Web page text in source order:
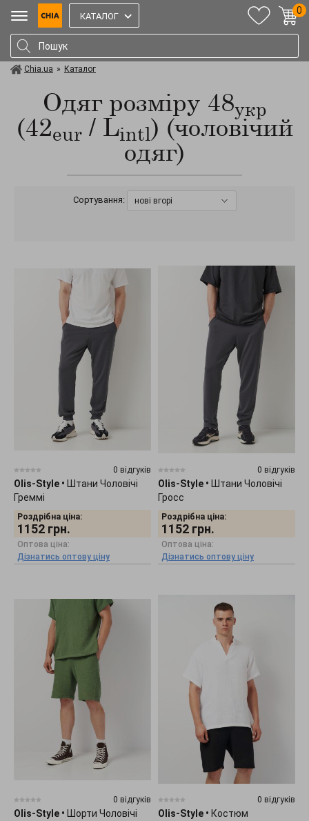
КАТАЛОГ
0
Chia.ua » Каталог
Одяг розміру 48укр
(42eur/ Lintl) (чоловічий
одяг)
Сортування: нові вгорі
0 відгуків
Olis-Style •
Штани Чоловічі
Греммі
Роздрібна ціна:
1152 грн.
Оптова ціна:
Дізнатись оптову ціну
0 відгуків
Olis-Style •
Штани Чоловічі
Гросс
Роздрібна ціна:
1152 грн.
Оптова ціна:
Дізнатись оптову ціну
0 відгуків
Olis-Style •
Шорти Чоловічі
0 відгуків
Olis-Style • Костюм